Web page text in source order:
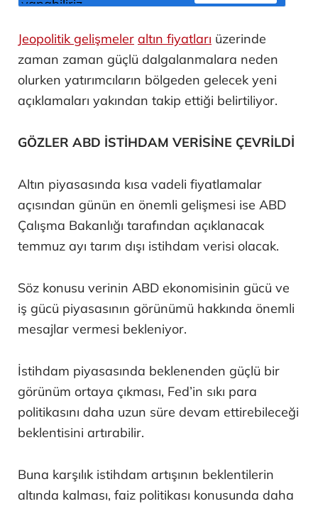
Jeopolitik gelişmeler altın fiyatları üzerinde
zaman zaman güçlü dalgalanmalara neden
olurken yatırımcıların bölgeden gelecek yeni
açıklamaları yakından takip ettiği belirtiliyor.
GÖZLER ABD İSTİHDAM VERİSİNE ÇEVRİLDİ
Altın piyasasında kısa vadeli fiyatlamalar
açısından günün en önemli gelişmesi ise ABD
Çalışma Bakanlığı tarafından açıklanacak
temmuz ayı tarım dışı istihdam verisi olacak.
Söz konusu verinin ABD ekonomisinin gücü ve
iş gücü piyasasının görünümü hakkında önemli
mesajlar vermesi bekleniyor.
İstihdam piyasasında beklenenden güçlü bir
görünüm ortaya çıkması, Fed’in sıkı para
politikasını daha uzun süre devam ettirebileceği
beklentisini artırabilir.
Buna karşılık istihdam artışının beklentilerin
altında kalması, faiz politikası konusunda daha